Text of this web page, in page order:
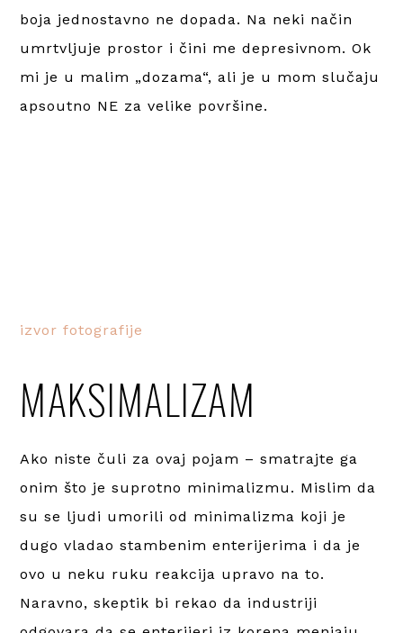
boja jednostavno ne dopada. Na neki način
umrtvljuje prostor i čini me depresivnom. Ok
mi je u malim „dozama“, ali je u mom slučaju
apsoutno NE za velike površine.
izvor fotografije
MAKSIMALIZAM
Ako niste čuli za ovaj pojam – smatrajte ga
onim što je suprotno minimalizmu. Mislim da
su se ljudi umorili od minimalizma koji je
dugo vladao stambenim enterijerima i da je
ovo u neku ruku reakcija upravo na to.
Naravno, skeptik bi rekao da industriji